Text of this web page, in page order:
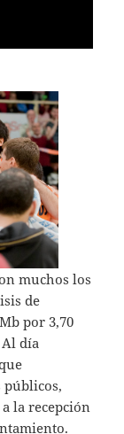
muchos los
de
por 3,70
día
públicos,
la recepción